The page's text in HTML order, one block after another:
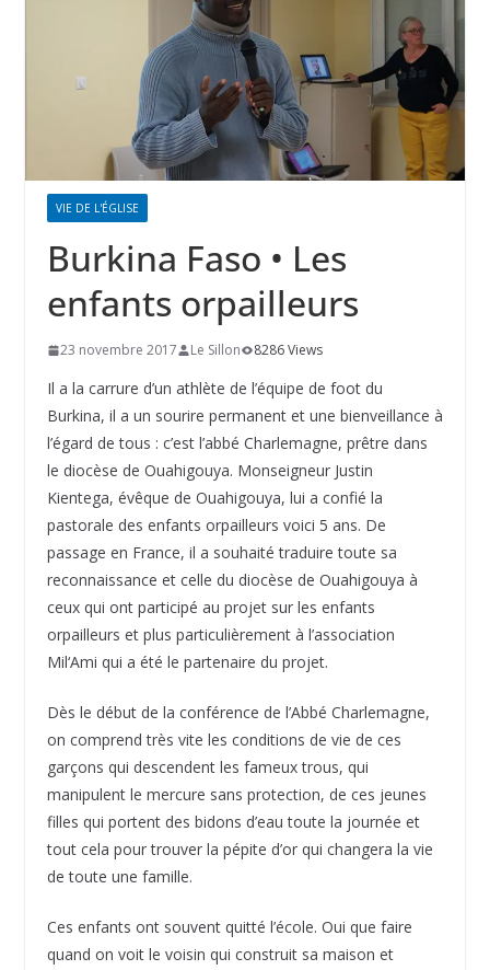
VIE DE L'ÉGLISE
Burkina Faso • Les
enfants orpailleurs
23 novembre 2017 Le Sillon 8286 Views
Il a la carrure d’un athlète de l’équipe de foot du
Burkina, il a un sourire permanent et une bienveillance à
l’égard de tous : c’est l’abbé Charlemagne, prêtre dans
le diocèse de Ouahigouya. Monseigneur Justin
Kientega, évêque de Ouahigouya, lui a conﬁé la
pastorale des enfants orpailleurs voici 5 ans. De
passage en France, il a souhaité traduire toute sa
reconnaissance et celle du diocèse de Ouahigouya à
ceux qui ont participé au projet sur les enfants
orpailleurs et plus particulièrement à l’association
Mil‘Ami qui a été le partenaire du projet.
Dès le début de la conférence de l’Abbé Charlemagne,
on comprend très vite les conditions de vie de ces
garçons qui descendent les fameux trous, qui
manipulent le mercure sans protection, de ces jeunes
filles qui portent des bidons d’eau toute la journée et
tout cela pour trouver la pépite d’or qui changera la vie
de toute une famille.
Ces enfants ont souvent quitté l’école. Oui que faire
quand on voit le voisin qui construit sa maison et